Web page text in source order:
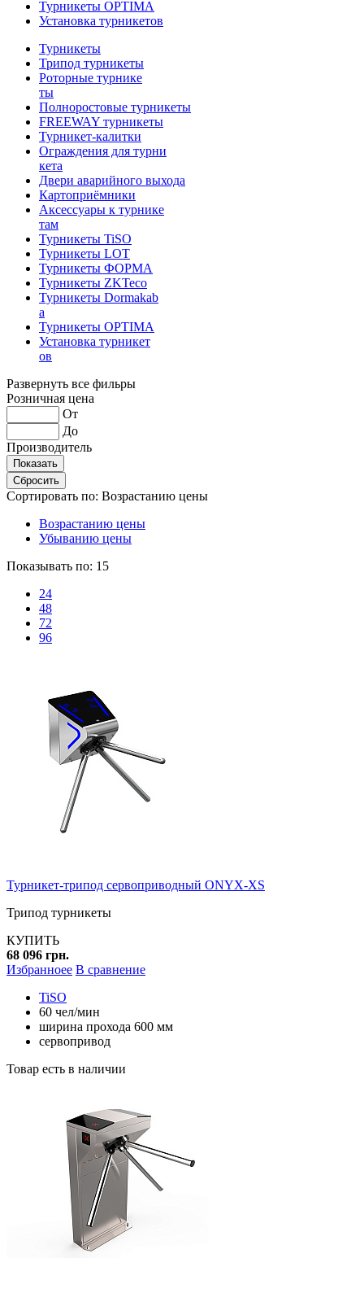
Турникеты OPTIMA
Установка турникетов
Турникеты
Трипод турникеты
Роторные турнике
ты
Полноростовые турникеты
FREEWAY турникеты
Турникет-калитки
Ограждения для турни
кета
Двери аварийного выхода
Картоприёмники
Аксессуары к турнике
там
Турникеты TiSO
Турникеты LOT
Турникеты ФОРМА
Турникеты ZKTeco
Турникеты Dormakab
a
Турникеты OPTIMA
Установка турникет
ов
Развернуть все фильры
Розничная цена
От
До
Производитель
Сортировать по: Возрастанию цены
Возрастанию цены
Убыванию цены
Показывать по: 15
24
48
72
96
Турникет-трипод сервоприводный ONYX-XS
Трипод турникеты
КУПИТЬ
68 096 грн.
Избранноее В сравнение
TiSO
60 чел/мин
ширина прохода 600 мм
сервопривод
Товар есть в наличии